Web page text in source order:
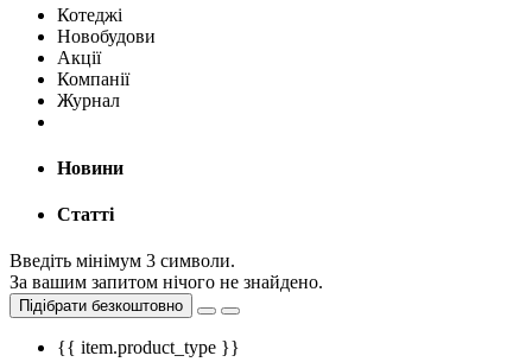
Котеджі
Новобудови
Акції
Компанії
Журнал
Новини
Статті
Введіть мінімум 3 символи.
За вашим запитом нічого не знайдено.
Підібрати безкоштовно
{{ item.product_type }}